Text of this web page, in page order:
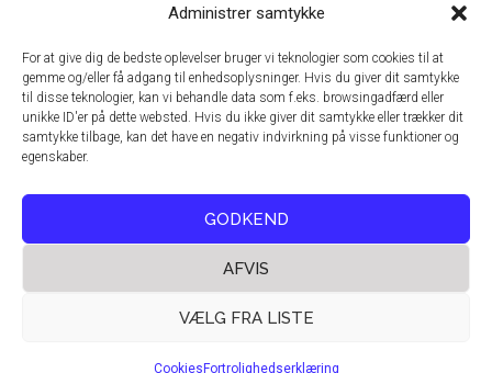
Administrer samtykke
For at give dig de bedste oplevelser bruger vi teknologier som cookies til at
gemme og/eller få adgang til enhedsoplysninger. Hvis du giver dit samtykke
til disse teknologier, kan vi behandle data som f.eks. browsingadfærd eller
unikke ID'er på dette websted. Hvis du ikke giver dit samtykke eller trækker dit
samtykke tilbage, kan det have en negativ indvirkning på visse funktioner og
egenskaber.
GODKEND
AFVIS
VÆLG FRA LISTE
Cookies Fortrolighedserklæring
TechMedia A/S
DK - 2600 Glostrup
www.techmedia.dk
Telefon: +45 43 24 26 28
E-mail:info@techmedia.dk